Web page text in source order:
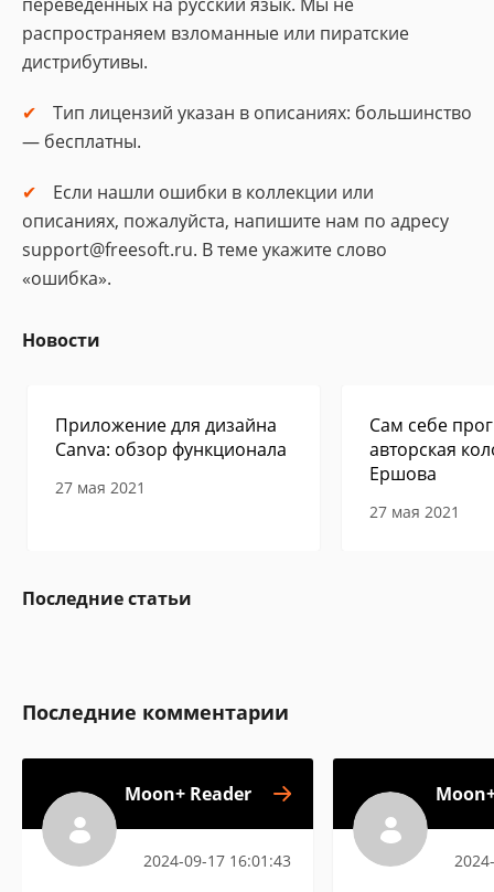
распространяем взломанные или пиратские
дистрибутивы.
Тип лицензий указан в описаниях: большинство
— бесплатны.
Если нашли ошибки в коллекции или
описаниях, пожалуйста, напишите нам по адресу
support@freesoft.ru. В теме укажите слово
«ошибка».
Новости
Приложение для дизайна
Canva: обзор функционала
27 мая 2021
Сам себе
авторская
Ершова
27 мая 2021
Последние статьи
Последние комментарии
Moon+ Reader
2024-09-17 16:01:43